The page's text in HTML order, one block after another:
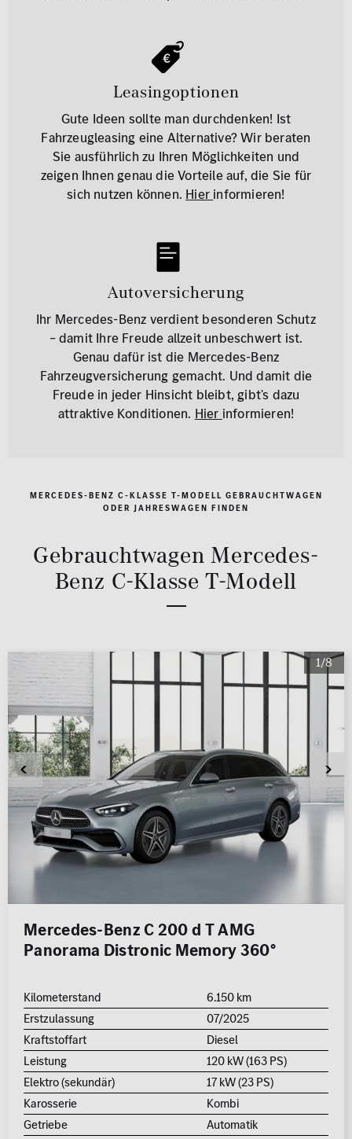
Leasingoptionen
Gute Ideen sollte man durchdenken! Ist
Fahrzeugleasing eine Alternative? Wir beraten
Sie ausführlich zu Ihren Möglichkeiten und
zeigen Ihnen genau die Vorteile auf, die Sie für
sich nutzen können. Hier informieren!
Autoversicherung
Ihr Mercedes-Benz verdient besonderen Schutz
– damit Ihre Freude allzeit unbeschwert ist.
Genau dafür ist die Mercedes-Benz
Fahrzeugversicherung gemacht. Und damit die
Freude in jeder Hinsicht bleibt, gibt's dazu
attraktive Konditionen. Hier informieren!
MERCEDES-BENZ C-KLASSE T-MODELL GEBRAUCHTWAGEN
ODER JAHRESWAGEN FINDEN
Gebrauchtwagen Mercedes-
Benz C-Klasse T-Modell
1/8
Mercedes-Benz C 200 d T AMG
Panorama Distronic Memory 360°
Kilometerstand
6.150 km
Erstzulassung
07/2025
Kraftstoffart
Diesel
Leistung
120 kW (163 PS)
Elektro (sekundär)
17 kW (23 PS)
Karosserie
Kombi
Getriebe
Automatik